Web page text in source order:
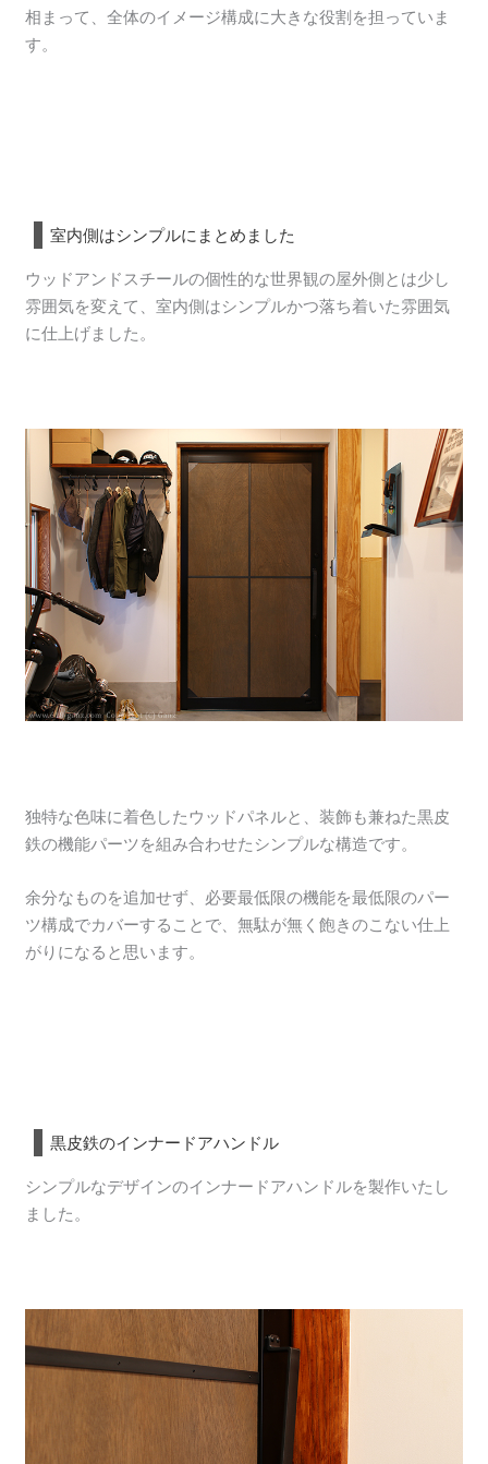
相まって、全体のイメージ構成に大きな役割を担っていま
す。
室内側はシンプルにまとめました
ウッドアンドスチールの個性的な世界観の屋外側とは少し
雰囲気を変えて、室内側はシンプルかつ落ち着いた雰囲気
に仕上げました。
独特な色味に着色したウッドパネルと、装飾も兼ねた黒皮
鉄の機能パーツを組み合わせたシンプルな構造です。
余分なものを追加せず、必要最低限の機能を最低限のパー
ツ構成でカバーすることで、無駄が無く飽きのこない仕上
がりになると思います。
黒皮鉄のインナードアハンドル
シンプルなデザインのインナードアハンドルを製作いたし
ました。